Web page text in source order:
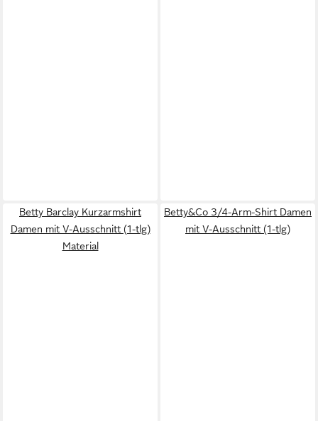
Betty Barclay Kurzarmshirt
Damen mit V-Ausschnitt (1-tlg)
Material
Betty&Co 3/4-Arm-Shirt Damen
mit V-Ausschnitt (1-tlg)